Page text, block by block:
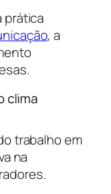
prática
, a
clima
trabalho em
na